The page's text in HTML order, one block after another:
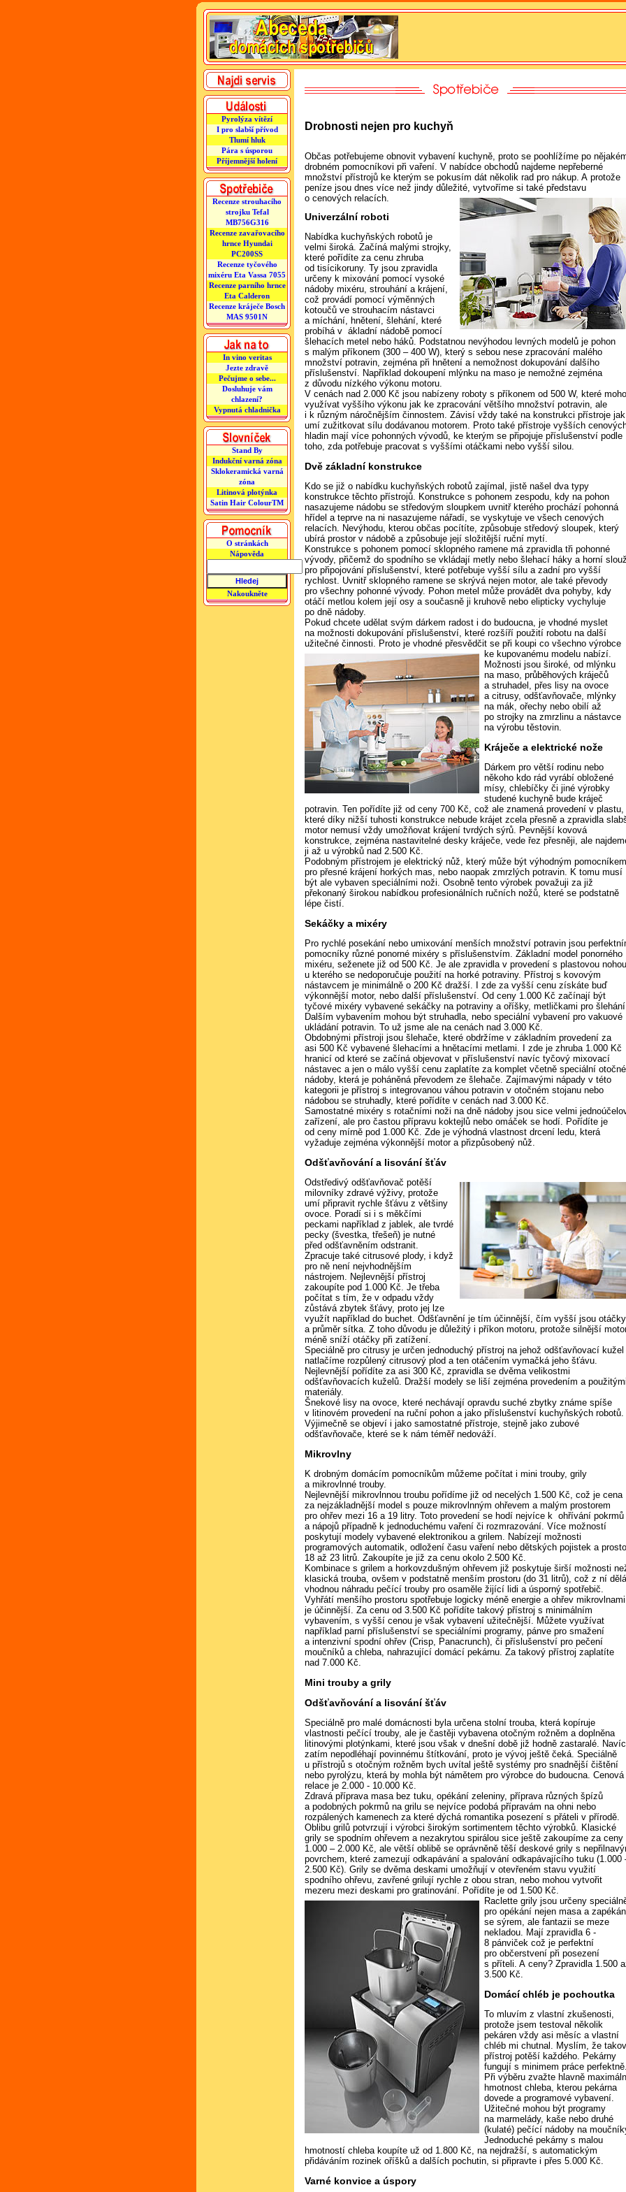
Pyrolýza vítězí
I pro slabší přívod
Tlumí hluk
Pára s úsporou
Příjemnější holení
Recenze strouhacího
strojku Tefal
MB756G316
Recenze zavařovacího
hrnce Hyundai
PC200SS
Recenze tyčového
mixéru Eta Vassa 7055
Recenze parního hrnce
Eta Calderon
Recenze kráječe Bosch
MAS 9501N
In vino veritas
Jezte zdravě
Pečujme o sebe...
Dosluhuje vám
chlazení?
Vypnutá chladnička
Stand By
Indukční varná zóna
Sklokeramická varná
zóna
Litinová plotýnka
Satin Hair ColourTM
O stránkách
Nápověda
Nakoukněte
Drobnosti nejen pro kuchyň
Občas potřebujeme obnovit vybavení kuchyně, proto se poohlížíme po
drobném pomocníkovi při vaření. V nabídce obchodů najdeme nepřeberné
množství přístrojů ke kterým se pokusím dát několik rad pro nákup. A protože
peníze jsou dnes více než jindy důležité, vytvoříme si také představu
o cenových relacích.
Univerzální roboti
Nabídka kuchyňských robotů je
velmi široká. Začíná malými strojky,
které pořídíte za cenu zhruba
od tisícikoruny. Ty jsou zpravidla
určeny k mixování pomocí vysoké
nádoby mixéru, strouhání a krájení,
což provádí pomocí výměnných
kotoučů ve strouhacím nástavci
a míchání, hnětení, šlehání, které
probíhá v ákladní nádobě pomocí
šlehacích metel nebo háků. Podstatnou nevýhodou levných modelů je pohon
s malým příkonem (300 – 400 W), který s sebou nese zpracování malého
množství potravin, zejména při hnětení a nemožnost dokupování dalšího
příslušenství. Například dokoupení mlýnku na maso je nemožné zejména
z důvodu nízkého výkonu motoru.
V cenách nad 2.000 Kč jsou nabízeny roboty s příkonem od 500 W, které
využívat vyššího výkonu jak ke zpracování většího množství potravin, ale
i k různým náročnějším činnostem. Závisí vždy také na konstrukci přístroje jak
umí zužitkovat sílu dodávanou motorem. Proto také přístroje vyšších
hladin mají více pohonných vývodů, ke kterým se připojuje příslušenství podle
toho, zda potřebuje pracovat s vyššími otáčkami nebo vyšší silou.
Dvě základní konstrukce
Kdo se již o nabídku kuchyňských robotů zajímal, jistě našel dva typy
konstrukce těchto přístrojů. Konstrukce s pohonem zespodu, kdy na pohon
nasazujeme nádobu se středovým sloupkem uvnitř kterého prochází pohonná
hřídel a teprve na ni nasazujeme nářadí, se vyskytuje ve všech cenových
relacích. Nevýhodu, kterou občas pocítíte, způsobuje středový sloupek, který
ubírá prostor v nádobě a způsobuje její složitější ruční mytí.
Konstrukce s pohonem pomocí sklopného ramene má zpravidla tři pohonné
vývody, přičemž do spodního se vkládají metly nebo šlehací háky a horní
pro připojování příslušenství, které potřebuje vyšší sílu a zadní pro vyšší
rychlost. Uvnitř sklopného ramene se skrývá nejen motor, ale také převody
pro všechny pohonné vývody. Pohon metel může provádět dva pohyby, kdy
otáčí metlou kolem její osy a současně ji kruhově nebo elipticky vychyluje
po dně nádoby.
Pokud chcete udělat svým dárkem radost i do budoucna, je vhodné myslet
na možnosti dokupování příslušenství, které rozšíří použití robotu na další
užitečné činnosti. Proto je vhodné přesvědčit se při koupi co všechno výrobce
ke kupovanému modelu nabízí.
Možnosti jsou široké, od mlýnku
na maso, průběhových kráječů
a struhadel, přes lisy na ovoce
a citrusy, odšťavňovače, mlýnky
na mák, ořechy nebo obilí až
po strojky na zmrzlinu a nástavce
na výrobu těstovin.
Kráječe a elektrické nože
Dárkem pro větší rodinu nebo
někoho kdo rád vyrábí obložené
mísy, chlebíčky či jiné výrobky
studené kuchyně bude kráječ
potravin. Ten pořídíte již od ceny 700 Kč, což ale znamená provedení v plastu,
které díky nižší tuhosti konstrukce nebude krájet zcela přesně a zpravidla
motor nemusí vždy umožňovat krájení tvrdých sýrů. Pevnější kovová
konstrukce, zejména nastavitelné desky kráječe, vede řez přesněji, ale
ji až u výrobků nad 2.500 Kč.
Podobným přístrojem je elektrický nůž, který může být výhodným pomocníkem
pro přesné krájení horkých mas, nebo naopak zmrzlých potravin. K tomu musí
být ale vybaven speciálními noži. Osobně tento výrobek považuji za již
překonaný širokou nabídkou profesionálních ručních nožů, které se podstatně
lépe čistí.
Sekáčky a mixéry
Pro rychlé posekání nebo umixování menších množství potravin jsou
pomocníky různé ponorné mixéry s příslušenstvím. Základní model ponorného
mixéru, seženete již od 500 Kč. Je ale zpravidla v provedení s plastovou
u kterého se nedoporučuje použití na horké potraviny. Přístroj s kovovým
nástavcem je minimálně o 200 Kč dražší. I zde za vyšší cenu získáte buď
výkonnější motor, nebo další příslušenství. Od ceny 1.000 Kč začínají být
tyčové mixéry vybavené sekáčky na potraviny a oříšky, metličkami pro
Dalším vybavením mohou být struhadla, nebo speciální vybavení pro vakuové
ukládání potravin. To už jsme ale na cenách nad 3.000 Kč.
Obdobnými přístroji jsou šlehače, které obdržíme v základním provedení za
asi 500 Kč vybavené šlehacími a hnětacími metlami. I zde je zhruba 1.000 Kč
hranicí od které se začíná objevovat v příslušenství navíc tyčový mixovací
nástavec a jen o málo vyšší cenu zaplatíte za komplet včetně speciální otočné
nádoby, která je poháněná převodem ze šlehače. Zajímavými nápady v této
kategorii je přístroj s integrovanou váhou potravin v otočném stojanu nebo
nádobou se struhadly, které pořídíte v cenách nad 3.000 Kč.
Samostatné mixéry s rotačními noži na dně nádoby jsou sice velmi
zařízení, ale pro častou přípravu koktejlů nebo omáček se hodí. Pořídíte je
od ceny mírně pod 1.000 Kč. Zde je výhodná vlastnost drcení ledu, která
vyžaduje zejména výkonnější motor a přizpůsobený nůž.
Odšťavňování a lisování šťáv
Odstředivý odšťavňovač potěší
milovníky zdravé výživy, protože
umí připravit rychle šťávu z většiny
ovoce. Poradí si i s měkčími
peckami například z jablek, ale tvrdé
pecky (švestka, třešeň) je nutné
před odšťavněním odstranit.
Zpracuje také citrusové plody, i když
pro ně není nejvhodnějším
nástrojem. Nejlevnější přístroj
zakoupíte pod 1.000 Kč. Je třeba
počítat s tím, že v odpadu vždy
zůstává zbytek šťávy, proto jej lze
využít například do buchet. Odšťavnění je tím účinnější, čím vyšší jsou otáčky
a průměr sítka. Z toho důvodu je důležitý i příkon motoru, protože silnější
méně sníží otáčky při zatížení.
Speciálně pro citrusy je určen jednoduchý přístroj na jehož odšťavňovací kužel
natlačíme rozpůlený citrusový plod a ten otáčením vymačká jeho šťávu.
Nejlevnější pořídíte za asi 300 Kč, zpravidla se dvěma velikostmi
odšťavňovacích kuželů. Dražší modely se liší zejména provedením a použitými
materiály.
Šnekové lisy na ovoce, které nechávají opravdu suché zbytky známe spíše
v litinovém provedení na ruční pohon a jako příslušenství kuchyňských robotů.
Výjimečně se objeví i jako samostatné přístroje, stejně jako zubové
odšťavňovače, které se k nám téměř nedováží.
Mikrovlny
K drobným domácím pomocníkům můžeme počítat i mini trouby, grily
a mikrovlnné trouby.
Nejlevnější mikrovlnnou troubu pořídíme již od necelých 1.500 Kč, což je cena
za nejzákladnější model s pouze mikrovlnným ohřevem a malým prostorem
pro ohřev mezi 16 a 19 litry. Toto provedení se hodí nejvíce k ohřívání pokrmů
a nápojů případně k jednoduchému vaření či rozmrazování. Více možností
poskytují modely vybavené elektronikou a grilem. Nabízejí možnosti
programových automatik, odložení času vaření nebo dětských pojistek a
18 až 23 litrů. Zakoupíte je již za cenu okolo 2.500 Kč.
Kombinace s grilem a horkovzdušným ohřevem již poskytuje širší možnosti
klasická trouba, ovšem v podstatně menším prostoru (do 31 litrů), což z ní
vhodnou náhradu pečící trouby pro osaměle žijící lidi a úsporný spotřebič.
Vyhřátí menšího prostoru spotřebuje logicky méně energie a ohřev mikrovlnami
je účinnější. Za cenu od 3.500 Kč pořídíte takový přístroj s minimálním
vybavením, s vyšší cenou je však vybavení užitečnější. Můžete využívat
například parní příslušenství se speciálními programy, pánve pro smažení
a intenzivní spodní ohřev (Crisp, Panacrunch), či příslušenství pro pečení
moučníků a chleba, nahrazující domácí pekárnu. Za takový přístroj zaplatíte
nad 7.000 Kč.
Mini trouby a grily
Odšťavňování a lisování šťáv
Speciálně pro malé domácnosti byla určena stolní trouba, která kopíruje
vlastnosti pečící trouby, ale je častěji vybavena otočným rožněm a doplněna
litinovými plotýnkami, které jsou však v dnešní době již hodně zastaralé. Navíc
zatím nepodléhají povinnému štítkování, proto je vývoj ještě čeká. Speciálně
u přístrojů s otočným rožněm bych uvítal ještě systémy pro snadnější čištění
nebo pyrolýzu, která by mohla být námětem pro výrobce do budoucna. Cenová
relace je 2.000 - 10.000 Kč.
Zdravá příprava masa bez tuku, opékání zeleniny, příprava různých špízů
a podobných pokrmů na grilu se nejvíce podobá přípravám na ohni nebo
rozpálených kamenech za které dýchá romantika posezení s přáteli v přírodě.
Oblibu grilů potvrzují i výrobci širokým sortimentem těchto výrobků. Klasické
grily se spodním ohřevem a nezakrytou spirálou sice ještě zakoupíme za ceny
1.000 – 2.000 Kč, ale větší oblibě se oprávněně těší deskové grily s
povrchem, které zamezují odkapávání a spalování odkapávajícího tuku (1.000
2.500 Kč). Grily se dvěma deskami umožňují v otevřeném stavu využití
spodního ohřevu, zavřené grilují rychle z obou stran, nebo mohou vytvořit
mezeru mezi deskami pro gratinování. Pořídíte je od 1.500 Kč.
Raclette grily jsou určeny
pro opékání nejen masa a
se sýrem, ale fantazii se meze
nekladou. Mají zpravidla 6 -
8 pánviček což je perfektní
pro občerstvení při posezení
s příteli. A ceny? Zpravidla 1.500
3.500 Kč.
Domácí chléb je pochoutka
To mluvím z vlastní zkušenosti,
protože jsem testoval několik
pekáren vždy asi měsíc a vlastní
chléb mi chutnal. Myslím, že
přístroj potěší každého. Pekárny
fungují s minimem práce perfektně.
Při výběru zvažte hlavně
hmotnost chleba, kterou pekárna
dovede a programové vybavení.
Užitečné mohou být programy
na marmelády, kaše nebo druhé
(kulaté) pečící nádoby na
Jednoduché pekárny s malou
hmotností chleba koupíte už od 1.800 Kč, na nejdražší, s automatickým
přidáváním rozinek oříšků a dalších pochutin, si připravte i přes 5.000 Kč.
Varné konvice a úspory